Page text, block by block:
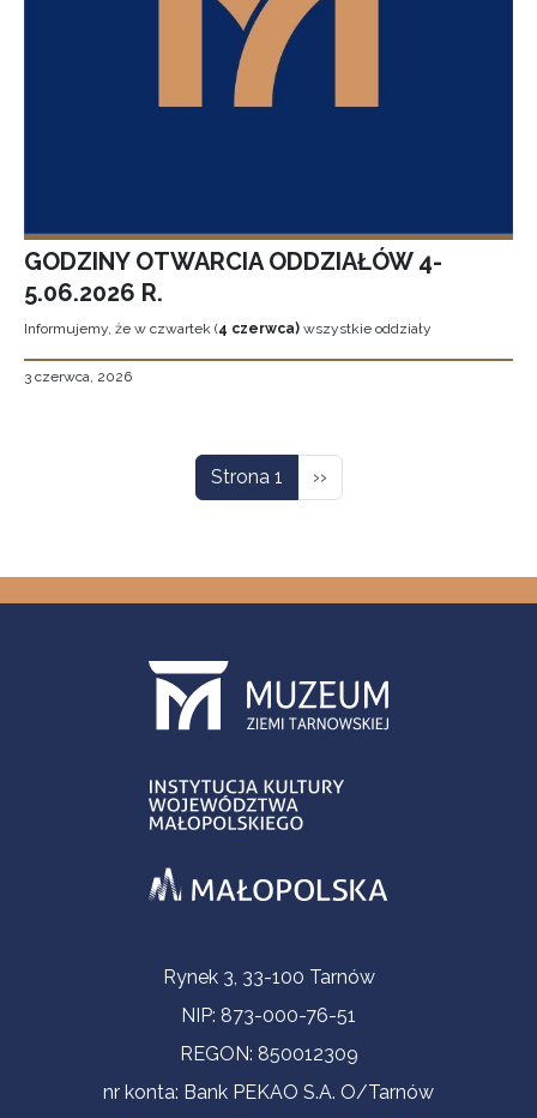
GODZINY OTWARCIA ODDZIAŁÓW 4-
5.06.2026 R.
Informujemy, że w czwartek (4 czerwca) wszystkie oddziały
3 czerwca, 2026
Strona 1 Następna strona
››
Informacje kontaktoweRynek 3, 33-100 Tarnów
NIP: 873-000-76-51
REGON: 850012309
nr konta: Bank PEKAO S.A. O/Tarnów